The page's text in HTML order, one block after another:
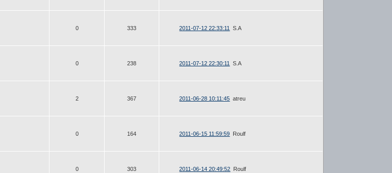
0
333 2011-07-12 22:33:11 S.A
0
238 2011-07-12 22:30:11 S.A
2
367 2011-06-28 10:11:45 atreu
0
164 2011-06-15 11:59:59 Roulf
0
303 2011-06-14 20:49:52 Roulf